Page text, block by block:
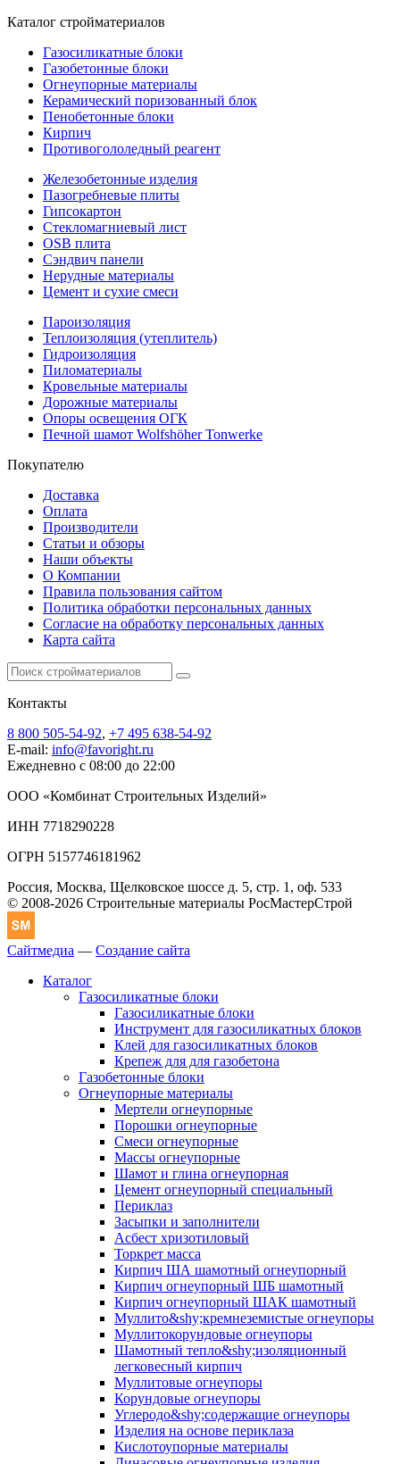
Каталог стройматериалов
Газосиликатные блоки
Газобетонные блоки
Огнеупорные материалы
Керамический поризованный блок
Пенобетонные блоки
Кирпич
Противогололедный реагент
Железобетонные изделия
Пазогребневые плиты
Гипсокартон
Стекломагниевый лист
OSB плита
Сэндвич панели
Нерудные материалы
Цемент и сухие смеси
Пароизоляция
Теплоизоляция (утеплитель)
Гидроизоляция
Пиломатериалы
Кровельные материалы
Дорожные материалы
Опоры освещения ОГК
Печной шамот Wolfshöher Tonwerke
Покупателю
Доставка
Оплата
Производители
Статьи и обзоры
Наши объекты
О Компании
Правила пользования сайтом
Политика обработки персональных данных
Согласие на обработку персональных данных
Карта сайта
Контакты
8 800 505-54-92, +7 495 638-54-92
E-mail: info@favoright.ru
Ежедневно с 08:00 до 22:00
ООО «Комбинат Строительных Изделий»
ИНН 7718290228
ОГРН 5157746181962
Россия, Москва, Щелковское шоссе д. 5, стр. 1, оф. 533
© 2008-2026 Строительные материалы РосМастерСтрой
Сайтмедиа — Создание сайта
Каталог
Газосиликатные блоки
Газосиликатные блоки
Инструмент для газосиликатных блоков
Клей для газосиликатных блоков
Крепеж для для газобетона
Газобетонные блоки
Огнеупорные материалы
Мертели огнеупорные
Порошки огнеупорные
Смеси огнеупорные
Массы огнеупорные
Шамот и глина огнеупорная
Цемент огнеупорный специальный
Периклаз
Засыпки и заполнители
Асбест хризотиловый
Торкрет масса
Кирпич ША шамотный огнеупорный
Кирпич огнеупорный ШБ шамотный
Кирпич огнеупорный ШАК шамотный
Муллито&shy;­кремнеземистые огнеупоры
Муллито­корундовые огнеупоры
Шамотный тепло&shy;изоляционный
легковесный кирпич
Муллитовые огнеупоры
Корундовые огнеупоры
Углеродо&shy;содержащие огнеупоры
Изделия на основе периклаза
Кислотоупорные материалы